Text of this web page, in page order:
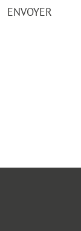
ENVOYER